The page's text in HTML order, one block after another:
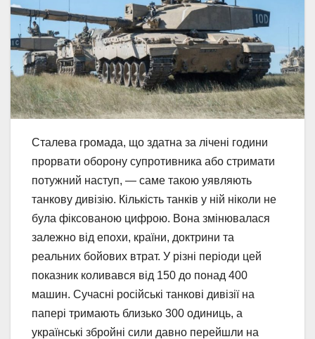
Сталева громада, що здатна за лічені години
прорвати оборону супротивника або стримати
потужний наступ, — саме такою уявляють
танкову дивізію. Кількість танків у ній ніколи не
була фіксованою цифрою. Вона змінювалася
залежно від епохи, країни, доктрини та
реальних бойових втрат. У різні періоди цей
показник коливався від 150 до понад 400
машин. Сучасні російські танкові дивізії на
папері тримають близько 300 одиниць, а
українські збройні сили давно перейшли на